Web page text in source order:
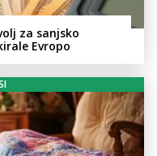
za sanjsko
Evropo